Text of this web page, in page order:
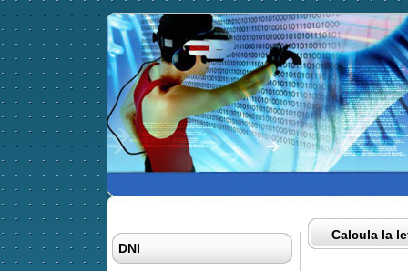
Calcula la
DNI